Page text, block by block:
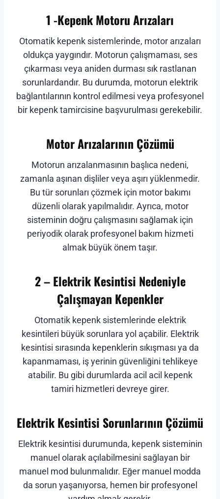
1 -Kepenk Motoru Arızaları
Otomatik kepenk sistemlerinde, motor arızaları
oldukça yaygındır. Motorun çalışmaması, ses
çıkarması veya aniden durması sık rastlanan
sorunlardandır. Bu durumda, motorun elektrik
bağlantılarının kontrol edilmesi veya profesyonel
bir kepenk tamircisine başvurulması gerekebilir.
Motor Arızalarının Çözümü
Motorun arızalanmasının başlıca nedeni,
zamanla aşınan dişliler veya aşırı yüklenmedir.
Bu tür sorunları çözmek için motor bakımı
düzenli olarak yapılmalıdır. Ayrıca, motor
sisteminin doğru çalışmasını sağlamak için
periyodik olarak profesyonel bakım hizmeti
almak büyük önem taşır.
2 – Elektrik Kesintisi Nedeniyle
Çalışmayan Kepenkler
Otomatik kepenk sistemlerinde elektrik
kesintileri büyük sorunlara yol açabilir. Elektrik
kesintisi sırasında kepenklerin sıkışması ya da
kapanmaması, iş yerinin güvenliğini tehlikeye
atabilir. Bu gibi durumlarda acil acil kepenk
tamiri hizmetleri devreye girer.
Elektrik Kesintisi Sorunlarının Çözümü
Elektrik kesintisi durumunda, kepenk sisteminin
manuel olarak açılabilmesini sağlayan bir
manuel mod bulunmalıdır. Eğer manuel modda
da sorun yaşanıyorsa, hemen bir profesyonel